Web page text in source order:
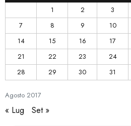
Agosto 2017
1
2 3
7
8 9 10
14
15 16 17
21
22 23 24
28
29 30 31
« Lug Set »